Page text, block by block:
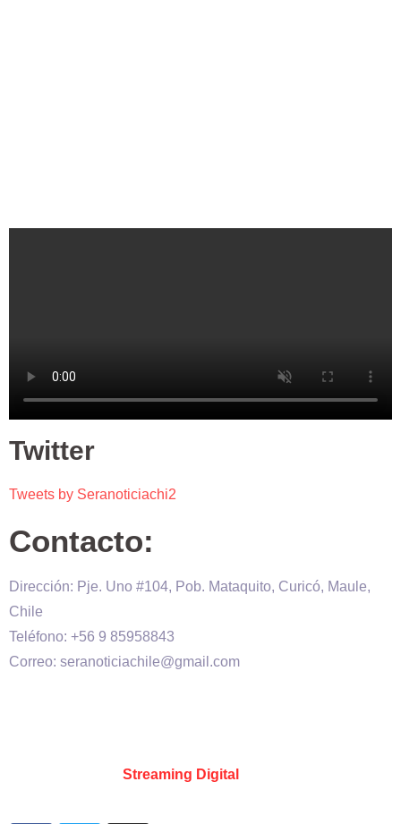
Twitter
Tweets by Seranoticiachi2
Contacto:
Dirección: Pje. Uno #104, Pob. Mataquito, Curicó, Maule,
Chile
Teléfono: +56 9 85958843
Correo: seranoticiachile@gmail.com
Streaming Digital